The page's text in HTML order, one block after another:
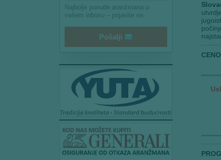
*
E
m
Najbolje ponude aranžmana u
vašem inboxu – prijavite se.
Pošalji